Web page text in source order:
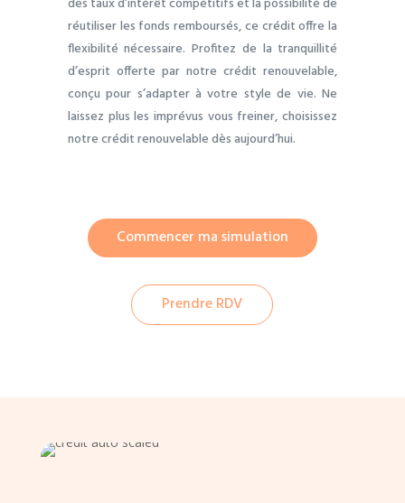
réutiliser les fonds remboursés, ce crédit offre la
flexibilité nécessaire. Profitez de la tranquillité
d’esprit offerte par notre crédit renouvelable,
conçu pour s’adapter à votre style de vie. Ne
laissez plus les imprévus vous freiner, choisissez
notre crédit renouvelable dès aujourd’hui.
Commencer ma simulation
Prendre RDV